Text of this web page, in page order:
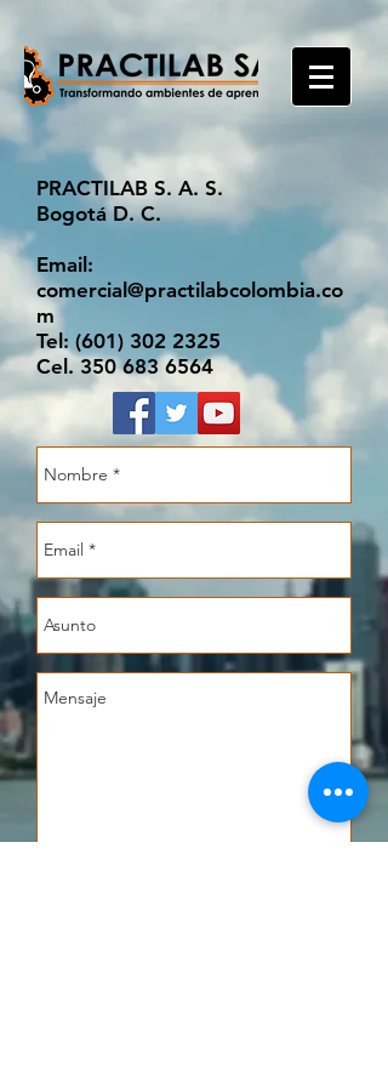
PRACTILAB S. A. S.
Bogotá D. C.
Email:
comercial@practilabcolombia.co
m
Tel: (601) 302 2325
Cel. 350 683 6564